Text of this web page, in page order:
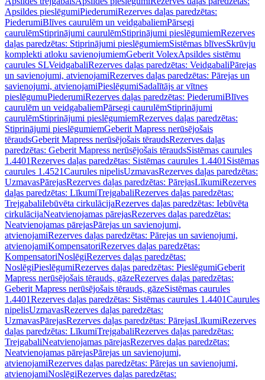
Apsildes pieslēgumiPiederumiRezerves daļas paredzētas:
PiederumiBlīves caurulēm un veidgabaliemPārsegi
caurulēmStiprinājumi caurulēmStiprinājumi pieslēgumiemRezerves
daļas paredzētas: Stiprinājumi pieslēgumiemSistēmas blīvesSkrūvju
komplekti atloku savienojumiemGeberit VolexApsildes sistēmu
caurules SLVeidgabaliRezerves daļas paredzētas: VeidgabaliPārejas
un savienojumi, atvienojamiRezerves daļas paredzētas: Pārejas un
savienojumi, atvienojamiPieslēgumiSadalītājs ar vītnes
pieslēgumuPiederumiRezerves daļas paredzētas: PiederumiBlīves
caurulēm un veidgabaliemPārsegi caurulēmStiprinājumi
caurulēmStiprinājumi pieslēgumiemRezerves daļas paredzētas:
Stiprinājumi pieslēgumiemGeberit Mapress nerūsējošais
tēraudsGeberit Mapress nerūsējošais tēraudsRezerves daļas
paredzētas: Geberit Mapress nerūsējošais tēraudsSistēmas caurules
1.4401Rezerves daļas paredzētas: Sistēmas caurules 1.4401 Sistēmas
caurules 1.4521Caurules nipelisUzmavasRezerves daļas paredzētas:
UzmavasPārejasRezerves daļas paredzētas: PārejasLīkumiRezerves
daļas paredzētas: LīkumiTrejgabaliRezerves daļas paredzētas:
TrejgabaliIebūvēta cirkulācijaRezerves daļas paredzētas: Iebūvēta
cirkulācijaNeatvienojamas pārejasRezerves daļas paredzētas:
Neatvienojamas pārejasPārejas un savienojumi,
atvienojamiRezerves daļas paredzētas: Pārejas un savienojumi,
atvienojamiKompensatoriRezerves daļas paredzētas:
KompensatoriNoslēgiRezerves daļas paredzētas:
NoslēgiPieslēgumiRezerves daļas paredzētas: PieslēgumiGeberit
Mapress nerūsējošais tērauds, gāzeRezerves daļas paredzētas:
Geberit Mapress nerūsējošais tērauds, gāzeSistēmas caurules
1.4401Rezerves daļas paredzētas: Sistēmas caurules 1.4401Caurules
nipelisUzmavasRezerves daļas paredzētas:
UzmavasPārejasRezerves daļas paredzētas: PārejasLīkumiRezerves
daļas paredzētas: LīkumiTrejgabaliRezerves daļas paredzētas:
TrejgabaliNeatvienojamas pārejasRezerves daļas paredzētas:
Neatvienojamas pārejasPārejas un savienojumi,
atvienojamiRezerves daļas paredzētas: Pārejas un savienojumi,
atvienojamiNoslēgiRezerves daļas paredzētas: